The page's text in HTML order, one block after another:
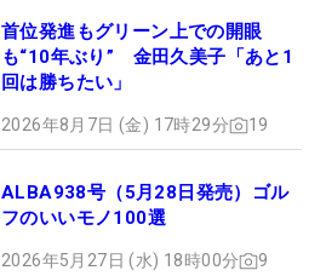
首位発進もグリーン上での開眼
も“10年ぶり” 金田久美子「あと1
回は勝ちたい」
2026年8月7日 (金) 17時29分 19
ALBA938号（5月28日発売）ゴル
フのいいモノ100選
2026年5月27日 (水) 18時00分 9